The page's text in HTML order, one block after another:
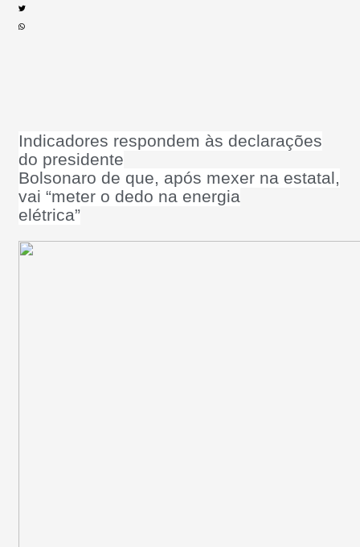
Indicadores respondem às declarações
do presidente
Bolsonaro de que, após mexer na estatal,
vai “meter o dedo na energia
elétrica”